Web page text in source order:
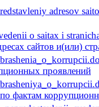
сайтов и(или)
проявлений
по фактам